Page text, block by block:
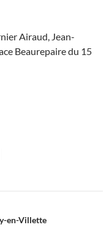
Airaud, Jean-
Beaurepaire du 15
en-Villette